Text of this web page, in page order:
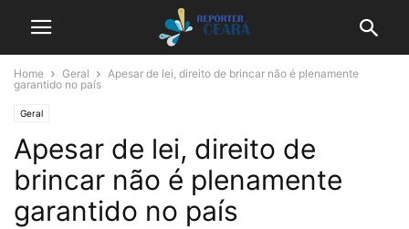
Home Geral
Apesar de lei, direito de brincar não é plenamente
garantido no país
Geral
Apesar de lei, direito de
brincar não é plenamente
garantido no país